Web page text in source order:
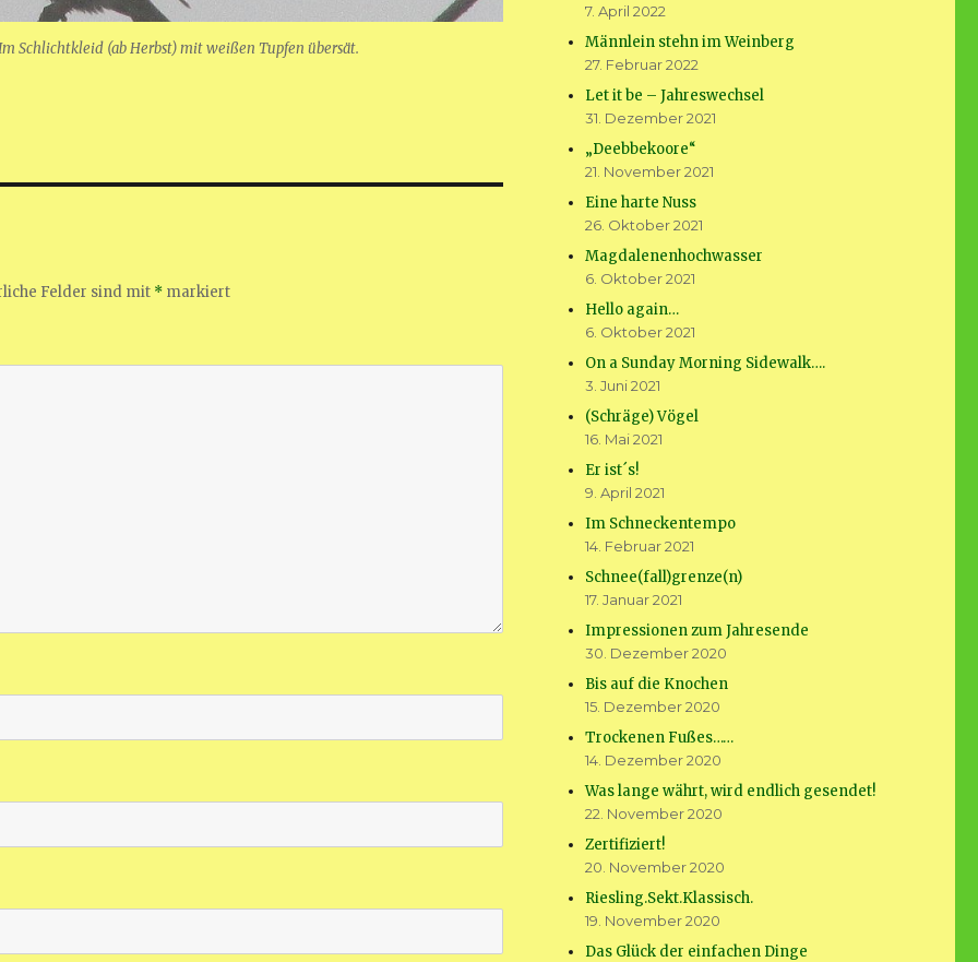
Schlichtkleid (ab Herbst) mit weißen Tupfen übersät.
Felder sind mit * markiert
7. April 2022
Männlein stehn im Weinberg
27. Februar 2022
Let it be – Jahreswechsel
31. Dezember 2021
„Deebbekoore“
21. November 2021
Eine harte Nuss
26. Oktober 2021
Magdalenenhochwasser
6. Oktober 2021
Hello again…
6. Oktober 2021
On a Sunday Morning Sidewalk….
3. Juni 2021
(Schräge) Vögel
16. Mai 2021
Er ist´s!
9. April 2021
Im Schneckentempo
14. Februar 2021
Schnee(fall)grenze(n)
17. Januar 2021
Impressionen zum Jahresende
30. Dezember 2020
Bis auf die Knochen
15. Dezember 2020
Trockenen Fußes……
14. Dezember 2020
Was lange währt, wird endlich gesendet!
22. November 2020
Zertifiziert!
20. November 2020
Riesling.Sekt.Klassisch.
19. November 2020
Das Glück der einfachen Dinge